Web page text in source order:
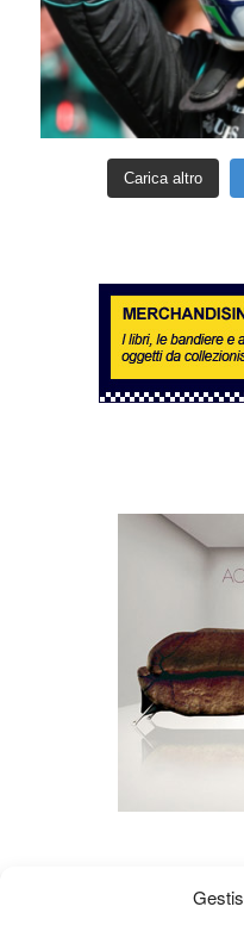
Carica altro